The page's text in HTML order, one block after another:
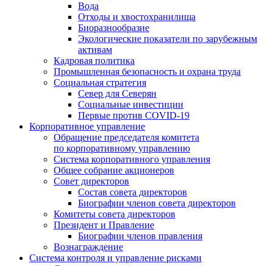
Вода
Отходы и хвостохранилища
Биоразнообразие
Экологические показатели по зарубежным
активам
Кадровая политика
Промышленная безопасность и охрана труда
Социальная стратегия
Север для Северян
Социальные инвестиции
Первые против COVID‑19
Корпоративное управление
Обращение председателя комитета
по корпоративному управлению
Система корпоративного управления
Общее собрание акционеров
Совет директоров
Состав совета директоров
Биографии членов совета директоров
Комитеты совета директоров
Президент и Правление
Биографии членов правления
Вознаграждение
Система контроля и управление рисками